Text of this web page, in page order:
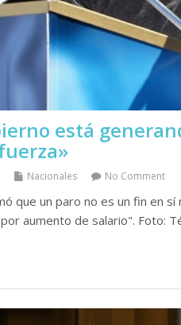
está
Nacionales No Comment
que un paro no es un fin en
aumento de salario". Foto: